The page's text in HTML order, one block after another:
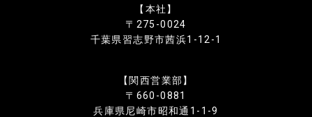
【本社】
〒275-0024
千葉県習志野市茜浜1-12-1
【関西営業部】
〒660-0881
兵庫県尼崎市昭和通1-1-9